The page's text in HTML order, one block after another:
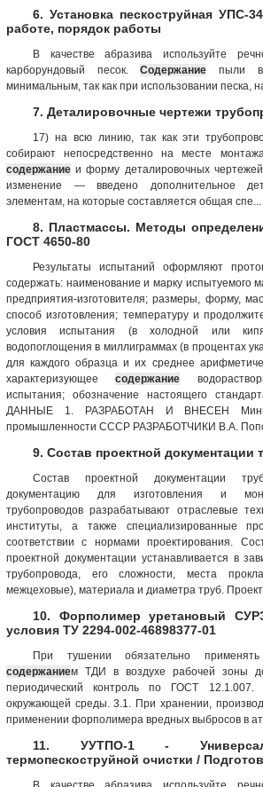
6. Установка пескоструйная УПС-
работе, порядок работы
В качестве абразива используйте
карборундовый песок.Содержание пыли в
минимальным, так как при использовании песка,
7. Деталировочные чертежи
17) на всю линию, так как эти
собирают непосредственно на месте
содержание и форму деталировочных
изменение — введено дополнительное
элементам, на которые составляется общая спе...
8. Пластмассы. Методы
ГОСТ 4650-80
Результаты испытаний оформляют
содержать: наименование и марку испытуемого
предприятия-изготовителя; размеры, форму,
способ изготовления; температуру и
условия испытания (в холодной или
водопоглощения в миллиграммах (в процентах
для каждого образца и их среднее
характеризующеесодержание
испытания; обозначение настоящего
ДАННЫЕ 1. РАЗРАБОТАН И ВНЕСЕН
промышленности СССР РАЗРАБОТЧИКИ В.А.
9. Состав проектной документации
Состав проектной документации
документацию для изготовления и
трубопроводов разрабатывают отраслевые
институты, а также специализированные
соответствии с нормами проектирования.
проектной документации устанавливается в
трубопровода, его сложности, места
межцеховые), материала и диаметра труб. Проект...
10. Форполимер уретановый
условия ТУ 2294-002-46898377-01
При тушении обязательно
содержанием ТДИ в воздухе рабочей зоны
периодический контроль по ГОСТ 12.1.007.
окружающей среды. 3.1. При хранении,
применении форполимера вредных выбросов в
11. УУТПО-1 -
термопескоструйной очистки /